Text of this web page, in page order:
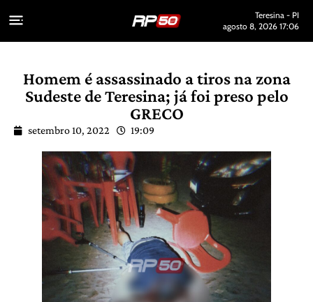
Teresina - PI
agosto 8, 2026 17:06
Homem é assassinado a tiros na zona
Sudeste de Teresina; já foi preso pelo
GRECO
setembro 10, 2022 19:09